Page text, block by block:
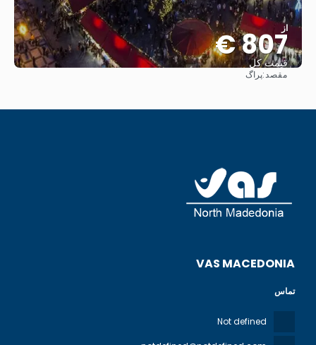
از
807 €
قیمت کل
مقصد:پراگ
VAS MACEDONIA
تماس
Not defined